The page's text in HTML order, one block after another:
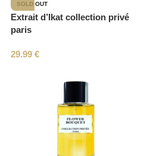
SOLD OUT
Extrait d’Ikat collection privé
paris
29.99 €